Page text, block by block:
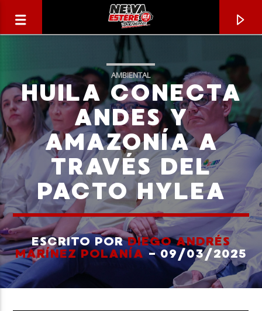
CANCIÓN ACTUAL
TÍTULO
ARTISTA
AMBIENTAL
HUILA CONECTA
ANDES Y
AMAZONÍA A
TRAVÉS DEL
PACTO HYLEA
ESCRITO PORDIEGO ANDRÉS
MARÍNEZ POLANÍA- 09/03/2025